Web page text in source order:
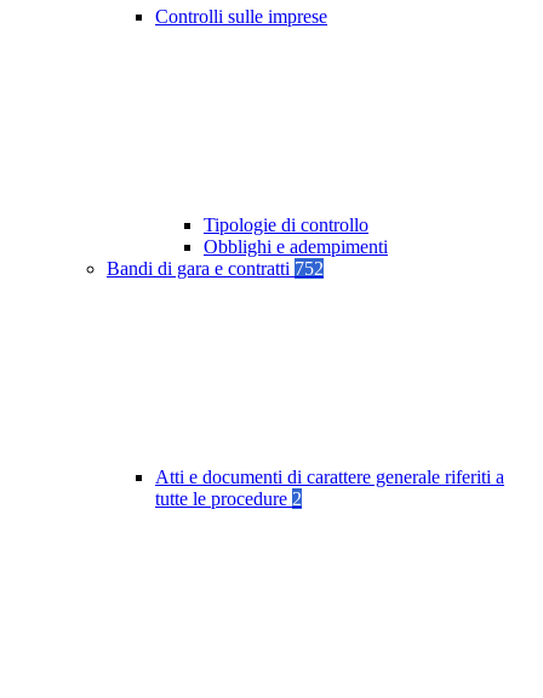
Controlli sulle imprese
Tipologie di controllo
Obblighi e adempimenti
Bandi di gara e contratti 752
Atti e documenti di carattere generale riferiti a
tutte le procedure 2